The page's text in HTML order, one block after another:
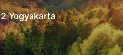
Yogyakarta